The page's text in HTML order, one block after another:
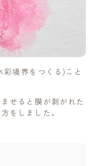
境界をつくる)こと
せると膜が剥がれた
をしました。